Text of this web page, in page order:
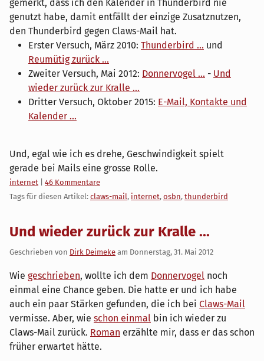
gemerkt, dass ich den Kalender in Thunderbird nie
genutzt habe, damit entfällt der einzige Zusatznutzen,
den Thunderbird gegen Claws-Mail hat.
Erster Versuch, März 2010: Thunderbird ... und
Reumütig zurück ...
Zweiter Versuch, Mai 2012: Donnervogel ... - Und
wieder zurück zur Kralle ...
Dritter Versuch, Oktober 2015: E-Mail, Kontakte und
Kalender ...
Und, egal wie ich es drehe, Geschwindigkeit spielt
gerade bei Mails eine grosse Rolle.
Kategorien:
internet
46 Kommentare
Tags für diesen Artikel: claws-mail, internet, osbn, thunderbird
Und wieder zurück zur Kralle ...
Geschrieben von Dirk Deimeke am Donnerstag, 31. Mai 2012
Wie geschrieben, wollte ich dem Donnervogel noch
einmal eine Chance geben. Die hatte er und ich habe
auch ein paar Stärken gefunden, die ich bei Claws-Mail
vermisse. Aber, wie schon einmal bin ich wieder zu
Claws-Mail zurück. Roman erzählte mir, dass er das schon
früher erwartet hätte.